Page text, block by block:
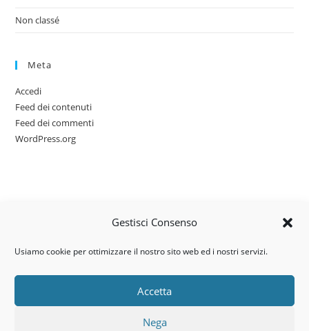
Gestisci Consenso
Usiamo cookie per ottimizzare il nostro sito web ed i nostri servizi.
Accetta
Nega
Non classé
Meta
Accedi
Feed dei contenuti
Feed dei commenti
WordPress.org
Via dell’artigianato, 14 – 31030